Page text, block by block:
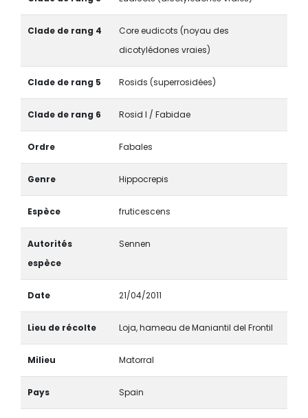
Clade de rang 4
Core eudicots (noyau des
dicotylédones vraies)
Clade de rang 5 Rosids (superrosidées)
Clade de rang 6 Rosid I / Fabidae
Ordre Fabales
Genre Hippocrepis
Espèce fruticescens
Autorités
espèce
Sennen
Date 21/04/2011
Lieu de récolte Loja, hameau de Maniantil del Frontil
Milieu Matorral
Pays Spain